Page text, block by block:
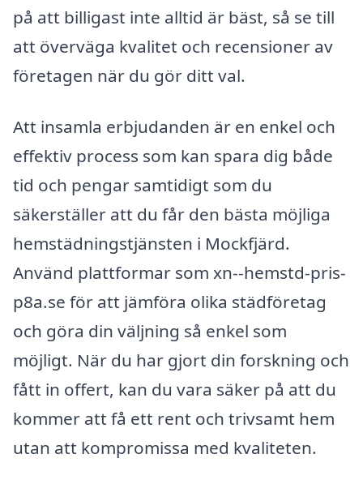
på att billigast inte alltid är bäst, så se till
att överväga kvalitet och recensioner av
företagen när du gör ditt val.
Att insamla erbjudanden är en enkel och
effektiv process som kan spara dig både
tid och pengar samtidigt som du
säkerställer att du får den bästa möjliga
hemstädningstjänsten i Mockfjärd.
Använd plattformar som xn--hemstd-pris-
p8a.se för att jämföra olika städföretag
och göra din väljning så enkel som
möjligt. När du har gjort din forskning och
fått in offert, kan du vara säker på att du
kommer att få ett rent och trivsamt hem
utan att kompromissa med kvaliteten.